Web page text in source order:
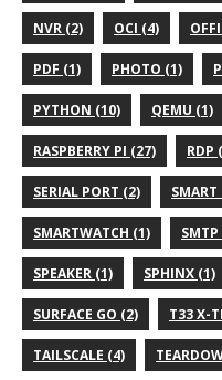
NVR (2) OCI (4)
PDF (1) PHOTO (1)
PYTHON (10) QEMU (1)
RASPBERRY PI (27) RDP
SERIAL PORT (2)
SMARTWATCH (1)
SPEAKER (1) SPHINX (1)
SURFACE GO (2) T33 X-
TAILSCALE (4)